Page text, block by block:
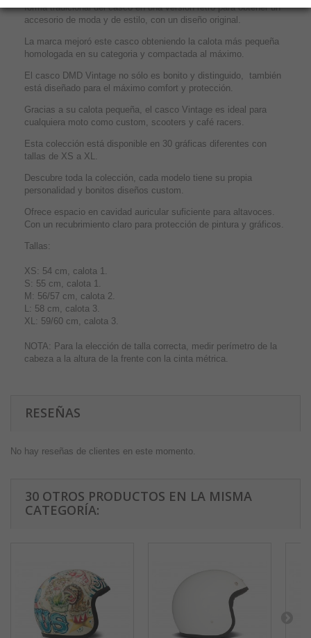
forma tradicional del casco en una versión retro para obtener un
accesorio de moda y de estilo, con un diseño original.
La marca mejoró este casco obteniendo la calota más pequeña
homologada en su categoria y compactada al máximo.
El casco DMD Vintage no sólo es bonito y distinguido, también
está diseñado para el máximo comfort y protección.
Gracias a su calota pequeña, el casco Vintage es ideal para
cualquiera moto como custom, scooters y café racers.
Esta colección está disponible en 30 gráficas diferentes con
tallas de XS a XL.
Descubre toda la colección, cada modelo tiene su propia
personalidad y bonitos diseños custom.
Ofrece espacio en cavidad auricular suficiente para altavoces.
Con un recubrimiento claro para protección de pintura y gráficos.
Tallas:
XS: 54 cm, calota 1.
S: 55 cm, calota 1.
M: 56/57 cm, calota 2.
L: 58 cm, calota 3.
XL: 59/60 cm, calota 3.
NOTA: Para la elección de talla correcta, medir perímetro de la
cabeza a la altura de la frente con la cinta métrica.
RESEÑAS
No hay reseñas de clientes en este momento.
30 OTROS PRODUCTOS EN LA MISMA
CATEGORÍA: